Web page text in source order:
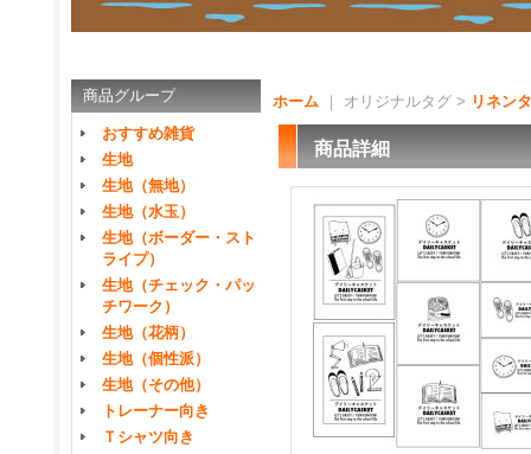
商品グループ
おすすめ雑貨
生地
生地（無地）
生地（水玉）
生地（ボーダー・スト
ライプ）
生地（チェック・パッ
チワーク）
生地（花柄）
生地（個性派）
生地（その他）
トレーナー向き
Ｔシャツ向き
ホーム ｜ オリジナルタグ > リネン
商品詳細